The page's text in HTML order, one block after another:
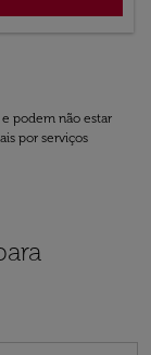
cmp-
de cmp-
podem não estar
por serviços